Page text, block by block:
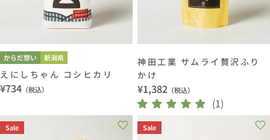
からだ想い 新潟県
えにしちゃん コシヒカリ
通
価
格
¥734 （税込）
神田工業 サムライ贅沢ふり
かけ
通
常
格
¥1,382 （税込）
(1)
Sale Sale